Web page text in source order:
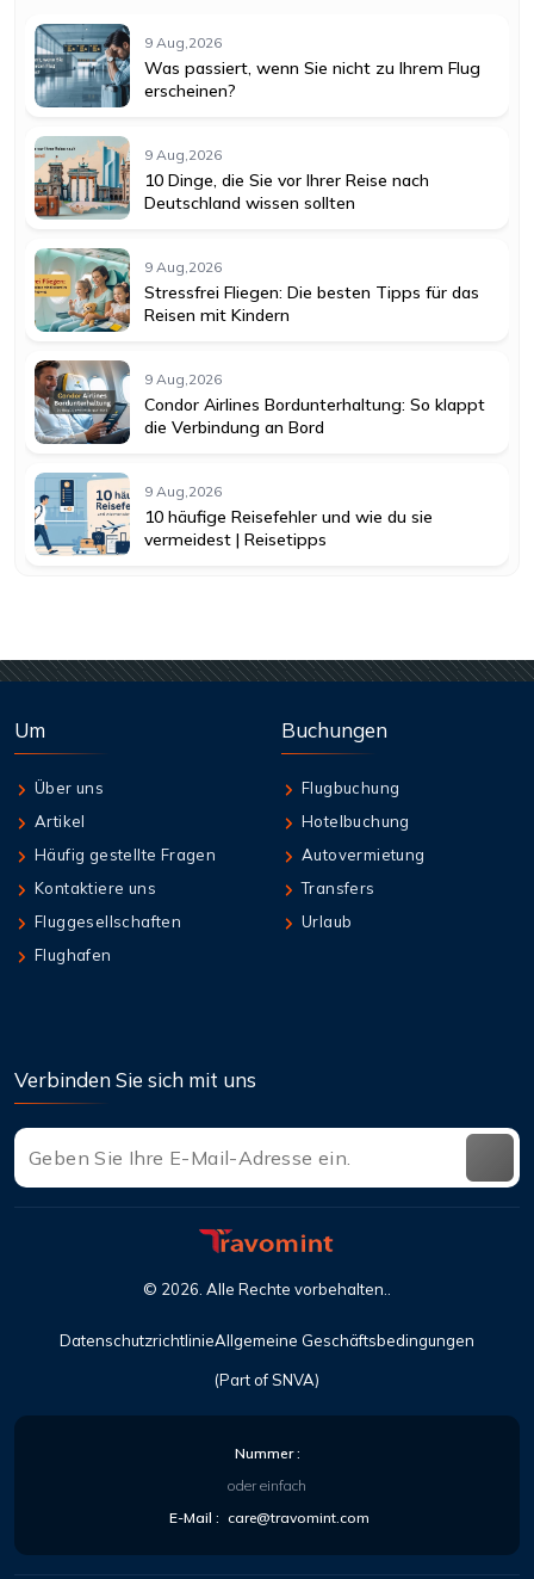
9 Aug,2026
Was passiert, wenn Sie nicht zu Ihrem Flug
erscheinen?
9 Aug,2026
10 Dinge, die Sie vor Ihrer Reise nach
Deutschland wissen sollten
9 Aug,2026
Stressfrei Fliegen: Die besten Tipps für das
Reisen mit Kindern
9 Aug,2026
Condor Airlines Bordunterhaltung: So klappt
die Verbindung an Bord
9 Aug,2026
10 häufige Reisefehler und wie du sie
vermeidest | Reisetipps
Um
Über uns
Artikel
Häufig gestellte Fragen
Kontaktiere uns
Fluggesellschaften
Flughafen
Buchungen
Flugbuchung
Hotelbuchung
Autovermietung
Transfers
Urlaub
Verbinden Sie sich mit uns
(Part of SNVA)
© 2026 . Alle Rechte vorbehalten..
DatenschutzrichtlinieAllgemeine Geschäftsbedingungen
Nummer :
oder einfach
E-Mail : care@travomint.com